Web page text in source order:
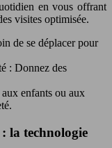
en vous offrant
visites optimisée.
de se déplacer pour
: Donnez des
enfants ou aux
la technologie